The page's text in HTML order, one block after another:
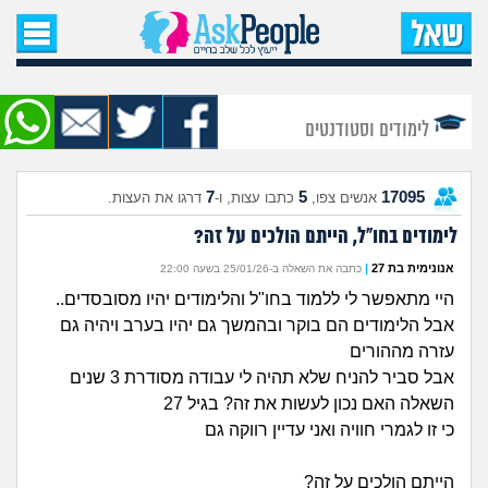
עמוד הבית
שאל שאלה
שאלות חדשות
שאלות שעוררו עניין
עצות חדשות
מה קורה כאן?
מתחם הטיפים
מדורים
לימודים וסטודנטים
17095 אנשים צפו, 5 כתבו עצות, ו-7 דרגו את העצות.
לימודים בחו"ל, הייתם הולכים על זה?
אנונימית בת 27 | כתבה את השאלה ב-25/01/26 בשעה 22:00
היי מתאפשר לי ללמוד בחו"ל והלימודים יהיו מסובסדים..
אבל הלימודים הם בוקר ובהמשך גם יהיו בערב ויהיה גם
עזרה מההורים
אבל סביר להניח שלא תהיה לי עבודה מסודרת 3 שנים
השאלה האם נכון לעשות את זה? בגיל 27
כי זו לגמרי חוויה ואני עדיין רווקה גם
הייתם הולכים על זה?